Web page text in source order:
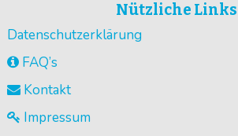
Nützliche Links
Datenschutzerklärung
FAQ’s
Kontakt
Impressum